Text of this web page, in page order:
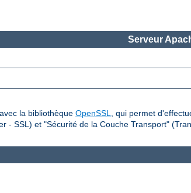
Serveur
la bibliothèque OpenSSL, qui permet
- SSL) et "Sécurité de la Couche Transport"